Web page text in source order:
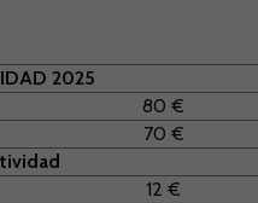
2025
80 €
70 €
12 €